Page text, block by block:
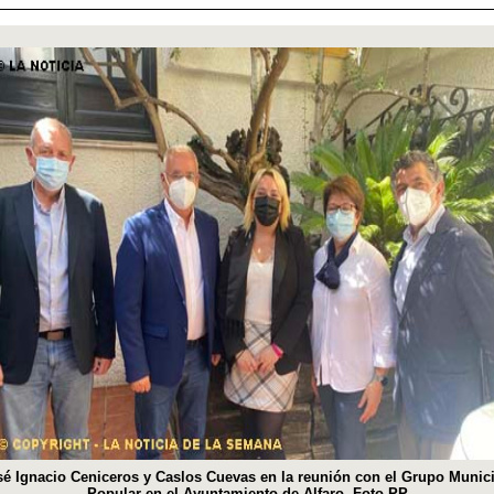
Ignacio Ceniceros y Caslos Cuevas en la reunión con el Grupo